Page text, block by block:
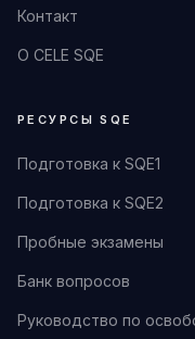
Контакт
О CELE SQE
РЕСУРСЫ SQE
Подготовка к SQE1
Подготовка к SQE2
Пробные экзамены
Банк вопросов
Руководство по